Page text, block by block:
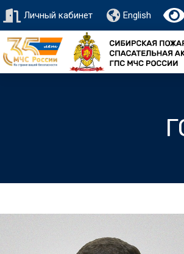
Личный кабинет English